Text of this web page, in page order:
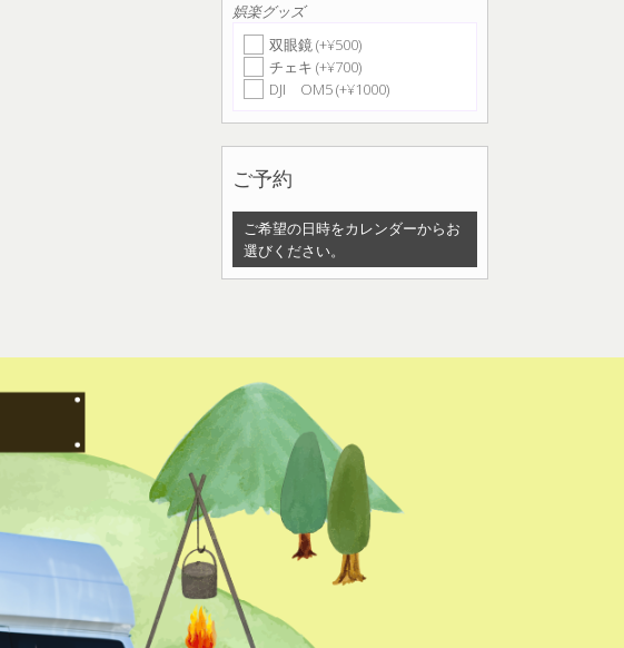
娯楽グッズ
双眼鏡 (+¥500)
チェキ (+¥700)
DJI OM5 (+¥1000)
ご予約
ご希望の日時をカレンダーからお
選びください。